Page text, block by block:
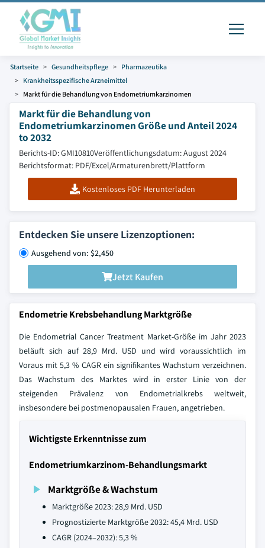
Startseite Gesundheitspflege
Pharmazeutika
Krankheitsspezifische Arzneimittel
Markt für die Behandlung von Endometriumkarzinomen
Markt für die Behandlung von
Endometriumkarzinomen Größe und Anteil 2024
to 2032
Berichts-ID: GMI10810Veröffentlichungsdatum: August 2024
Berichtsformat: PDF/Excel/Armaturenbrett/Plattform
Kostenloses PDF Herunterladen
Entdecken Sie unsere Lizenzoptionen:
Ausgehend von: $2,450
Jetzt Kaufen
Endometrie Krebsbehandlung Marktgröße
Die Endometrial Cancer Treatment Market-Größe im Jahr 2023
beläuft sich auf 28,9 Mrd. USD und wird voraussichtlich im
Voraus mit 5,3 % CAGR ein signifikantes Wachstum verzeichnen.
Das Wachstum des Marktes wird in erster Linie von der
steigenden Prävalenz von Endometrialkrebs weltweit,
insbesondere bei postmenopausalen Frauen, angetrieben.
Wichtigste Erkenntnisse zum
Endometriumkarzinom-Behandlungsmarkt
Marktgröße & Wachstum
Marktgröße 2023: 28,9 Mrd. USD
Prognostizierte Marktgröße 2032: 45,4 Mrd. USD
CAGR (2024–2032): 5,3 %